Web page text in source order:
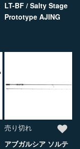
LT-BF / Salty Stage
Prototype AJING
売り切れ
アブガルシア ソルテ